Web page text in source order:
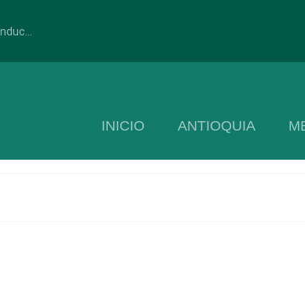
INICIO ANTIOQUIA